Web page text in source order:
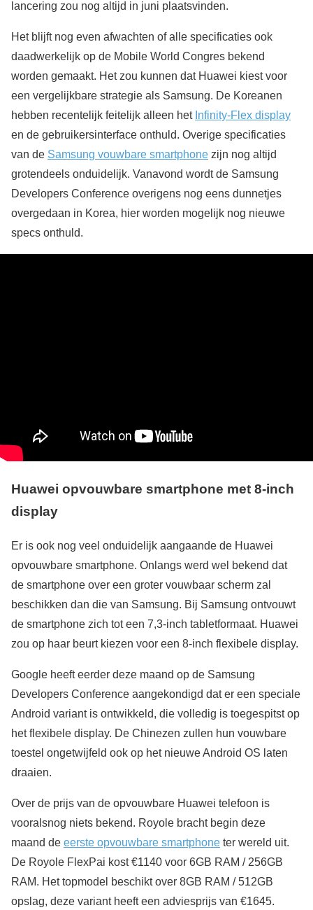
lancering zou nog altijd in juni plaatsvinden.
Het blijft nog even afwachten of alle specificaties ook
daadwerkelijk op de Mobile World Congres bekend
worden gemaakt. Het zou kunnen dat Huawei kiest voor
een vergelijkbare strategie als Samsung. De Koreanen
hebben recentelijk feitelijk alleen het Infinity-Flex display
en de gebruikersinterface onthuld. Overige specificaties
van de Samsung vouwbare smartphone zijn nog altijd
grotendeels onduidelijk. Vanavond wordt de Samsung
Developers Conference overigens nog eens dunnetjes
overgedaan in Korea, hier worden mogelijk nog nieuwe
specs onthuld.
Huawei opvouwbare smartphone met 8-inch
display
Er is ook nog veel onduidelijk aangaande de Huawei
opvouwbare smartphone. Onlangs werd wel bekend dat
de smartphone over een groter vouwbaar scherm zal
beschikken dan die van Samsung. Bij Samsung ontvouwt
de smartphone zich tot een 7,3-inch tabletformaat. Huawei
zou op haar beurt kiezen voor een 8-inch flexibele display.
Google heeft eerder deze maand op de Samsung
Developers Conference aangekondigd dat er een speciale
Android variant is ontwikkeld, die volledig is toegespitst op
het flexibele display. De Chinezen zullen hun vouwbare
toestel ongetwijfeld ook op het nieuwe Android OS laten
draaien.
Over de prijs van de opvouwbare Huawei telefoon is
vooralsnog niets bekend. Royole bracht begin deze
maand de eerste opvouwbare smartphone ter wereld uit.
De Royole FlexPai kost €1140 voor 6GB RAM / 256GB
RAM. Het topmodel beschikt over 8GB RAM / 512GB
opslag, deze variant heeft een adviesprijs van €1645.